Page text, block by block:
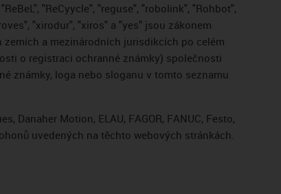
"ReCyycle", "reguse", "robolink", "Rohbot",
"xirodur", "xiros" a "yes" jsou zákonem
zemích a mezinárodních jurisdikcích po celém
o registraci ochranné známky) společnosti
známky, loga nebo sloganu v tomto seznamu
Danaher Motion, ELAU, FAGOR, FANUC, Festo,
uvedených na těchto webových stránkách.